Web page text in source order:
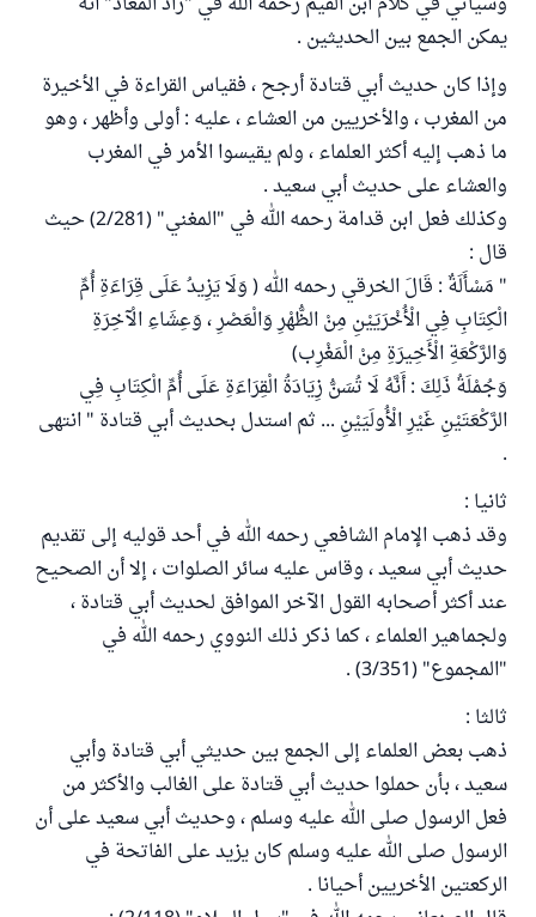
يمكن الجمع بين الحديثين .
وإذا كان حديث أبي قتادة أرجح ، فقياس القراءة في الأخيرة
من المغرب ، والأخريين من العشاء ، عليه : أولى وأظهر ، وهو
ما ذهب إليه أكثر العلماء ، ولم يقيسوا الأمر في المغرب
والعشاء على حديث أبي سعيد .
وكذلك فعل ابن قدامة رحمه الله في "المغني" (2/281) حيث
قال :
" مَسْأَلَةٌ : قَالَ الخرقي رحمه الله ( وَلَا يَزِيدُ عَلَى قِرَاءَةِ أُمِّ
الْكِتَابِ فِي الْأُخْرَيَيْنِ مِنْ الظُّهْرِ وَالْعَصْرِ ، وَعِشَاءِ الْآخِرَةِ
وَالرَّكْعَةِ الْأَخِيرَةِ مِنْ الْمَغْرِب)
وَجُمْلَةُ ذَلِكَ : أَنَّهُ لَا تُسَنُّ زِيَادَةُ الْقِرَاءَةِ عَلَى أُمِّ الْكِتَابِ فِي
الرَّكْعَتَيْنِ غَيْرِ الْأُولَيَيْنِ ... ثم استدل بحديث أبي قتادة " انتهى
.
ثانيا :
وقد ذهب الإمام الشافعي رحمه الله في أحد قوليه إلى تقديم
حديث أبي سعيد ، وقاس عليه سائر الصلوات ، إلا أن الصحيح
عند أكثر أصحابه القول الآخر الموافق لحديث أبي قتادة ،
ولجماهير العلماء ، كما ذكر ذلك النووي رحمه الله في
"المجموع" (3/351) .
ثالثا :
ذهب بعض العلماء إلى الجمع بين حديثي أبي قتادة وأبي
سعيد ، بأن حملوا حديث أبي قتادة على الغالب والأكثر من
فعل الرسول صلى الله عليه وسلم ، وحديث أبي سعيد على أن
الرسول صلى الله عليه وسلم كان يزيد على الفاتحة في
الركعتين الأخريين أحيانا .